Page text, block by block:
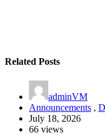
Related Posts
adminVM
Announcements ,
July 18, 2026
66 views